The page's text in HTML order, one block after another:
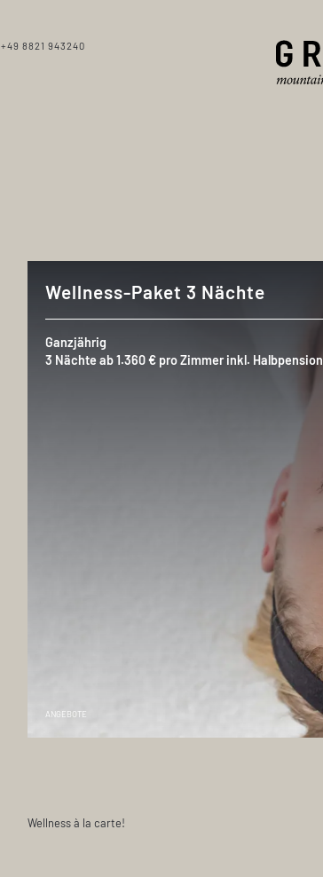
+49 8821 943240
Wellness-Paket 3 Nächte
Ganzjährig
3 Nächte ab 1.360 € pro Zimmer inkl. Halbpension
ANGEBOTE
Wellness à la carte!